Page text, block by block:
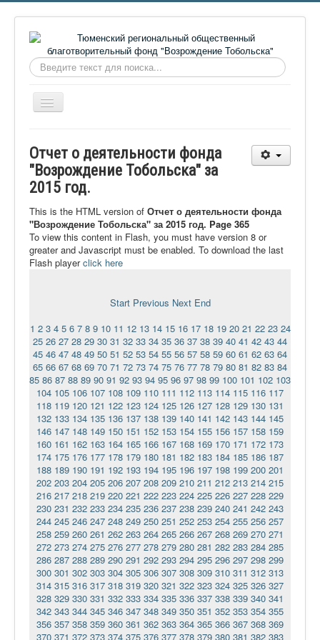
Искать...
Включить/
выключить
О фонде
Онлайн библиотека
Видеоматериалы
Контакты
Сайт проекта Достоевский
Отчет о деятельности фонда
"Возрождение Тобольска" за
2015 год.
This is the HTML version of Отчет о деятельности фонда
"Возрождение Тобольска" за 2015 год. Page 365
To view this content in Flash, you must have version 8 or
greater and Javascript must be enabled. To download the last
Flash playerclick here
Start Previous Next End
1 2 3 4 5 6 7 8 9 10 11 12 13 14 15 16 17 18 19 20 21 22 23 24
25 26 27 28 29 30 31 32 33 34 35 36 37 38 39 40 41 42 43 44
45 46 47 48 49 50 51 52 53 54 55 56 57 58 59 60 61 62 63 64
65 66 67 68 69 70 71 72 73 74 75 76 77 78 79 80 81 82 83 84
85 86 87 88 89 90 91 92 93 94 95 96 97 98 99 100 101 102 103
104 105 106 107 108 109 110 111 112 113 114 115 116 117
118 119 120 121 122 123 124 125 126 127 128 129 130 131
132 133 134 135 136 137 138 139 140 141 142 143 144 145
146 147 148 149 150 151 152 153 154 155 156 157 158 159
160 161 162 163 164 165 166 167 168 169 170 171 172 173
174 175 176 177 178 179 180 181 182 183 184 185 186 187
188 189 190 191 192 193 194 195 196 197 198 199 200 201
202 203 204 205 206 207 208 209 210 211 212 213 214 215
216 217 218 219 220 221 222 223 224 225 226 227 228 229
230 231 232 233 234 235 236 237 238 239 240 241 242 243
244 245 246 247 248 249 250 251 252 253 254 255 256 257
258 259 260 261 262 263 264 265 266 267 268 269 270 271
272 273 274 275 276 277 278 279 280 281 282 283 284 285
286 287 288 289 290 291 292 293 294 295 296 297 298 299
300 301 302 303 304 305 306 307 308 309 310 311 312 313
314 315 316 317 318 319 320 321 322 323 324 325 326 327
328 329 330 331 332 333 334 335 336 337 338 339 340 341
342 343 344 345 346 347 348 349 350 351 352 353 354 355
356 357 358 359 360 361 362 363 364 365 366 367 368 369
370 371 372 373 374 375 376 377 378 379 380 381 382 383